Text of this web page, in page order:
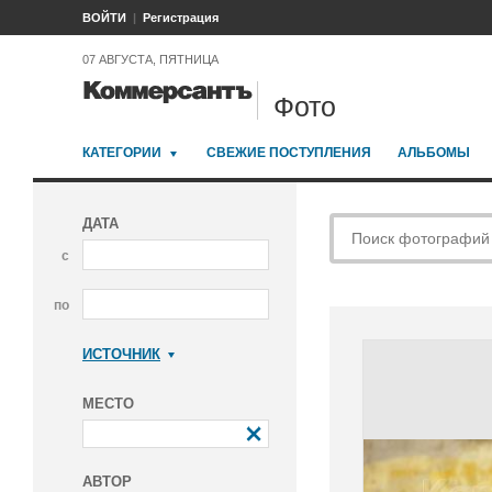
ВОЙТИ Регистрация
07 АВГУСТА, ПЯТНИЦА
Фото
КАТЕГОРИИ СВЕЖИЕ ПОСТУПЛЕНИЯ АЛЬБОМЫ
ДАТА
с
по
ИСТОЧНИК
МЕСТО
АВТОР